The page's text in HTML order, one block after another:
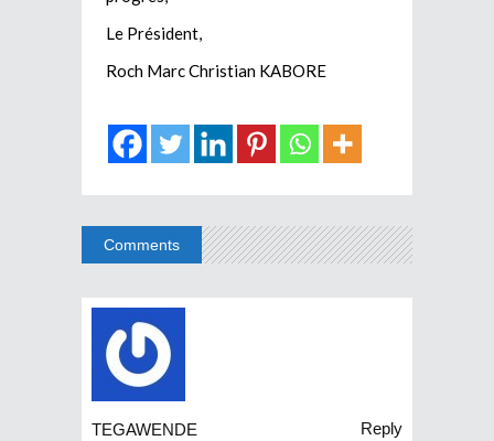
Le Président,
Roch Marc Christian KABORE
Comments
TEGAWENDE
Reply